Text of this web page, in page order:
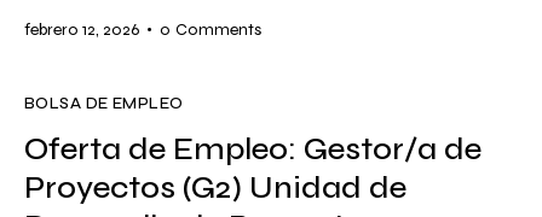
febrero 12, 2026 0 Comments
BOLSA DE EMPLEO
Oferta de Empleo: Gestor/a de
Proyectos (G2) Unidad de